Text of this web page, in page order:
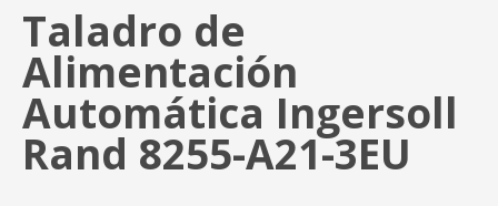
Taladro de
Alimentación
Automática Ingersoll
Rand 8255-A21-3EU